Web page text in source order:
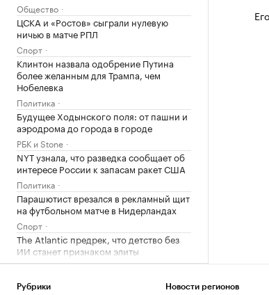
Общество
ЦСКА и «Ростов» сыграли нулевую
ничью в матче РПЛ
Спорт
Клинтон назвала одобрение Путина
более желанным для Трампа, чем
Нобелевка
Политика
Будущее Ходынского поля: от пашни и
аэродрома до города в городе
РБК и Stone
NYT узнала, что разведка сообщает об
интересе России к запасам ракет США
Политика
Парашютист врезался в рекламный щит
на футбольном матче в Нидерландах
Спорт
The Atlantic предрек, что детство без
ИИ станет признаком элиты
Технологии и медиа
Киты, тундра и космические пейзажи:
зачем ехать в восточную Арктику
Рубрики Новости регионов